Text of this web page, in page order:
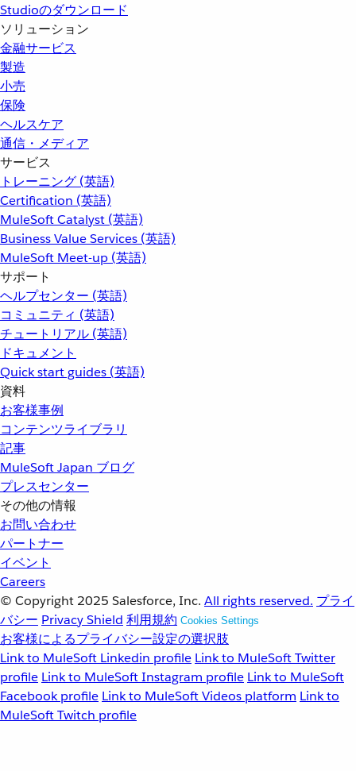
Studioのダウンロード
ソリューション
金融サービス
製造
小売
保険
ヘルスケア
通信・メディア
サービス
トレーニング (英語)
Certification (英語)
MuleSoft Catalyst (英語)
Business Value Services (英語)
MuleSoft Meet-up (英語)
サポート
ヘルプセンター (英語)
コミュニティ (英語)
チュートリアル (英語)
ドキュメント
Quick start guides (英語)
資料
お客様事例
コンテンツライブラリ
記事
MuleSoft Japan ブログ
プレスセンター
その他の情報
お問い合わせ
パートナー
イベント
Careers
© Copyright 2025 Salesforce, Inc. All rights reserved. プライ
バシー Privacy Shield 利用規約 Cookies Settings
お客様によるプライバシー設定の選択肢
Link to MuleSoft Linkedin profile Link to MuleSoft Twitter
profile Link to MuleSoft Instagram profile Link to MuleSoft
Facebook profile Link to MuleSoft Videos platform Link to
MuleSoft Twitch profile